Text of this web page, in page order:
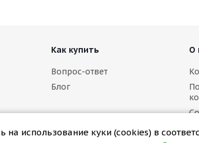
использование куки (cookies) в
Как купить
Вопрос-ответ
Блог
О